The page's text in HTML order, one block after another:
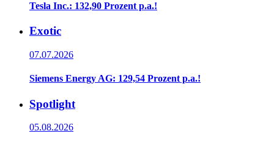
Tesla Inc.: 132,90 Prozent p.a.!
Exotic
07.07.2026
Siemens Energy AG: 129,54 Prozent p.a.!
Spotlight
05.08.2026